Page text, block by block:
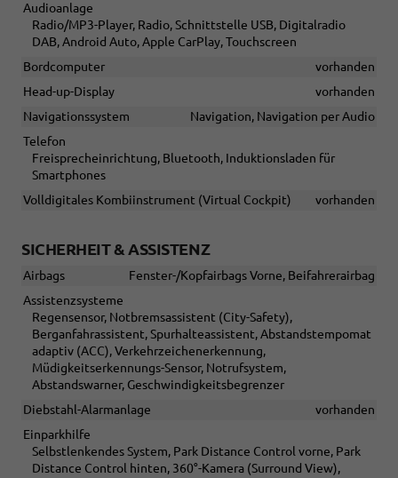
Audioanlage
Radio/MP3-Player, Radio, Schnittstelle USB, Digitalradio
DAB, Android Auto, Apple CarPlay, Touchscreen
Bordcomputer
vorhanden
Head-up-Display
vorhanden
Navigationssystem
Navigation, Navigation per Audio
Telefon
Freisprecheinrichtung, Bluetooth, Induktionsladen für
Smartphones
Volldigitales Kombiinstrument (Virtual Cockpit)
vorhanden
SICHERHEIT & ASSISTENZ
Airbags
Fenster-/Kopfairbags Vorne, Beifahrerairbag
Assistenzsysteme
Regensensor, Notbremsassistent (City-Safety),
Berganfahrassistent, Spurhalteassistent, Abstandstempomat
adaptiv (ACC), Verkehrzeichenerkennung,
Müdigkeitserkennungs-Sensor, Notrufsystem,
Abstandswarner, Geschwindigkeitsbegrenzer
Diebstahl-Alarmanlage
vorhanden
Einparkhilfe
Selbstlenkendes System, Park Distance Control vorne, Park
Distance Control hinten, 360°-Kamera (Surround View),